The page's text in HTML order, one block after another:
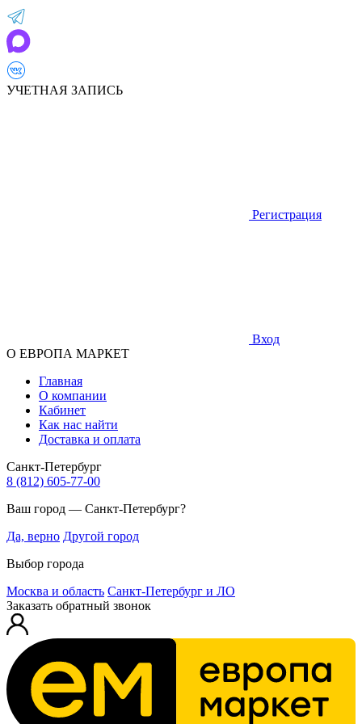
УЧЕТНАЯ ЗАПИСЬ
Регистрация
Вход
О ЕВРОПА МАРКЕТ
Главная
О компании
Кабинет
Как нас найти
Доставка и оплата
Санкт-Петербург
8 (812) 605-77-00
Ваш город — Санкт-Петербург?
Да, верно Другой город
Выбор города
Москва и область Санкт-Петербург и ЛО
Заказать обратный звонок